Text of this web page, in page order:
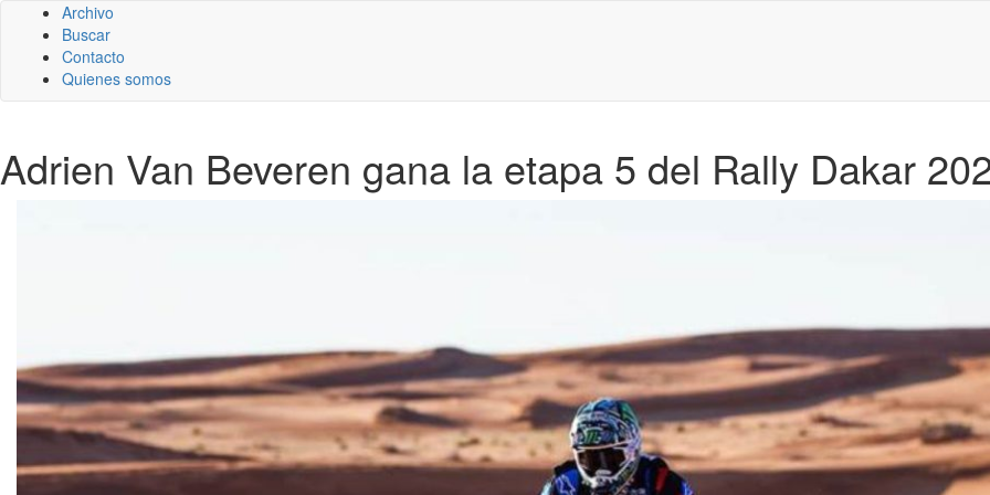
Archivo
Buscar
Contacto
Quienes somos
Adrien Van Beveren gana la etapa 5 del Rally Dakar